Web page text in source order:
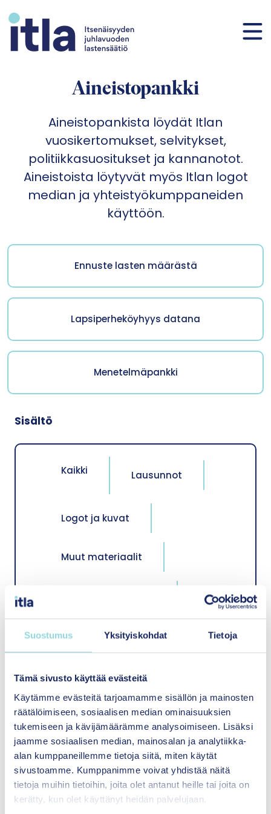
Suostumus Yksityiskohdat Tietoja
Tämä sivusto käyttää evästeitä
Käytämme evästeitä tarjoamamme sisällön ja mainosten
räätälöimiseen, sosiaalisen median ominaisuuksien
tukemiseen ja kävijämäärämme analysoimiseen. Lisäksi
jaamme sosiaalisen median, mainosalan ja analytiikka-
alan kumppaneillemme tietoja siitä, miten käytät
sivustoamme. Kumppanimme voivat yhdistää näitä
tietoja muihin tietoihin, joita olet antanut heille tai joita on
kerätty, kun olet käyttänyt heidän palvelujaan.
Aineistopankki
Aineistopankista löydät Itlan
vuosikertomukset, selvitykset,
politiikkasuositukset ja kannanotot.
Aineistoista löytyvät myös Itlan logot
median ja yhteistyökumppaneiden
käyttöön.
Ennuste lasten määrästä
Lapsiperheköyhyys datana
Menetelmäpankki
Sisältö
Kaikki Lausunnot
Logot ja kuvat
Muut materiaalit
Politiikkasuositukset ja
tietokoosteet
Säätiön toiminta ja talous
Tutkimukset
Vuosikertomukset ja säännöt